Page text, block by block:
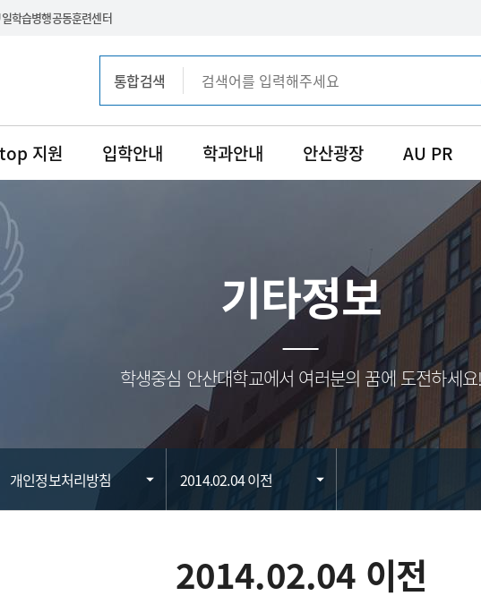
학습병행공동훈련센터
통합검색
통합검색
지원 입학안내 학과안내 안산광장 AU PR
기타정보
학생중심 안산대학교에서 여러분의 꿈에 도전하세요!
개인정보처리방침 2014.02.04 이전
2014.02.04 이전